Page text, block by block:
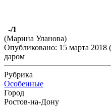
-/1
(Марина Уланова)
Опубликовано: 15 марта 2018
даром
Рубрика
Особенные
Город
Ростов-на-Дону